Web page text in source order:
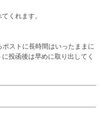
くれます。
ストに長時間はいったままに
投函後は早めに取り出してく